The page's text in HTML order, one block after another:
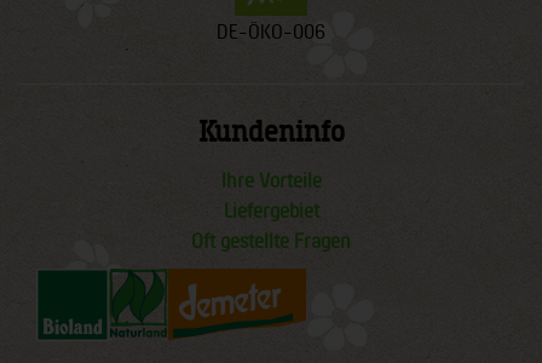
DE-ÖKO-006
Kundeninfo
Ihre Vorteile
Liefergebiet
Oft gestellte Fragen